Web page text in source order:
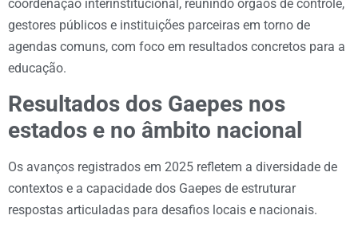
coordenação interinstitucional, reunindo órgãos de controle,
gestores públicos e instituições parceiras em torno de
agendas comuns, com foco em resultados concretos para a
educação.
Resultados dos Gaepes nos
estados e no âmbito nacional
Os avanços registrados em 2025 refletem a diversidade de
contextos e a capacidade dos Gaepes de estruturar
respostas articuladas para desafios locais e nacionais.